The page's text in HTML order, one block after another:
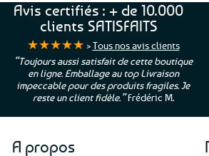
Avis certifiés : + de 10.000
clients SATISFAITS
★★★★★ >Tous nos avis clients
“Toujours aussi satisfait de cette boutique
en ligne. Emballage au top Livraison
impeccable pour des produits fragiles. Je
reste un client fidèle.”Frédéric M.
A propos